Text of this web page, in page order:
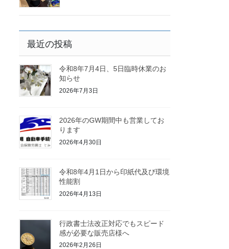
最近の投稿
令和8年7月4日、5日臨時休業のお
知らせ
2026年7月3日
2026年のGW期間中も営業してお
ります
2026年4月30日
令和8年4月1日から印紙代及び環境
性能割
2026年4月13日
行政書士法改正対応でもスピード
感が必要な販売店様へ
2026年2月26日